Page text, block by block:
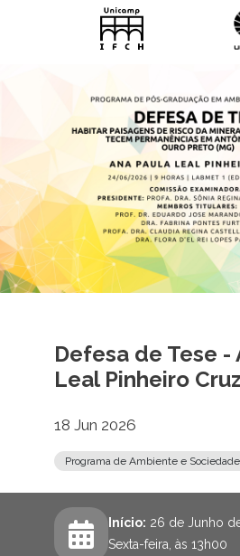
Pular para o conteúdo principal
Defesa de Tese -
Leal Pinheiro Cruz
18 Jun 2026
Programa de Ambiente e Sociedade
Início: 26 de Junho
Sexta-feira, às 13h00